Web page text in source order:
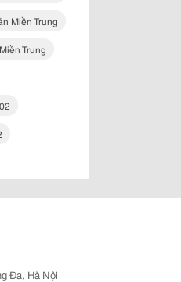
Miền Trung
Miền Trung
Đa, Hà Nội